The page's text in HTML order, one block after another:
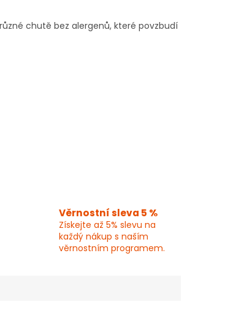
chutě bez alergenů, které povzbudí
Věrnostní sleva 5 %
Získejte až 5% slevu na
každý nákup s naším
věrnostním programem.